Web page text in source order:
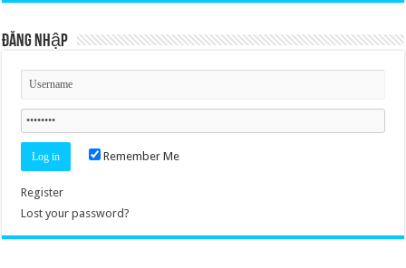
Đăng nhập
Remember Me
Register
Lost your password?